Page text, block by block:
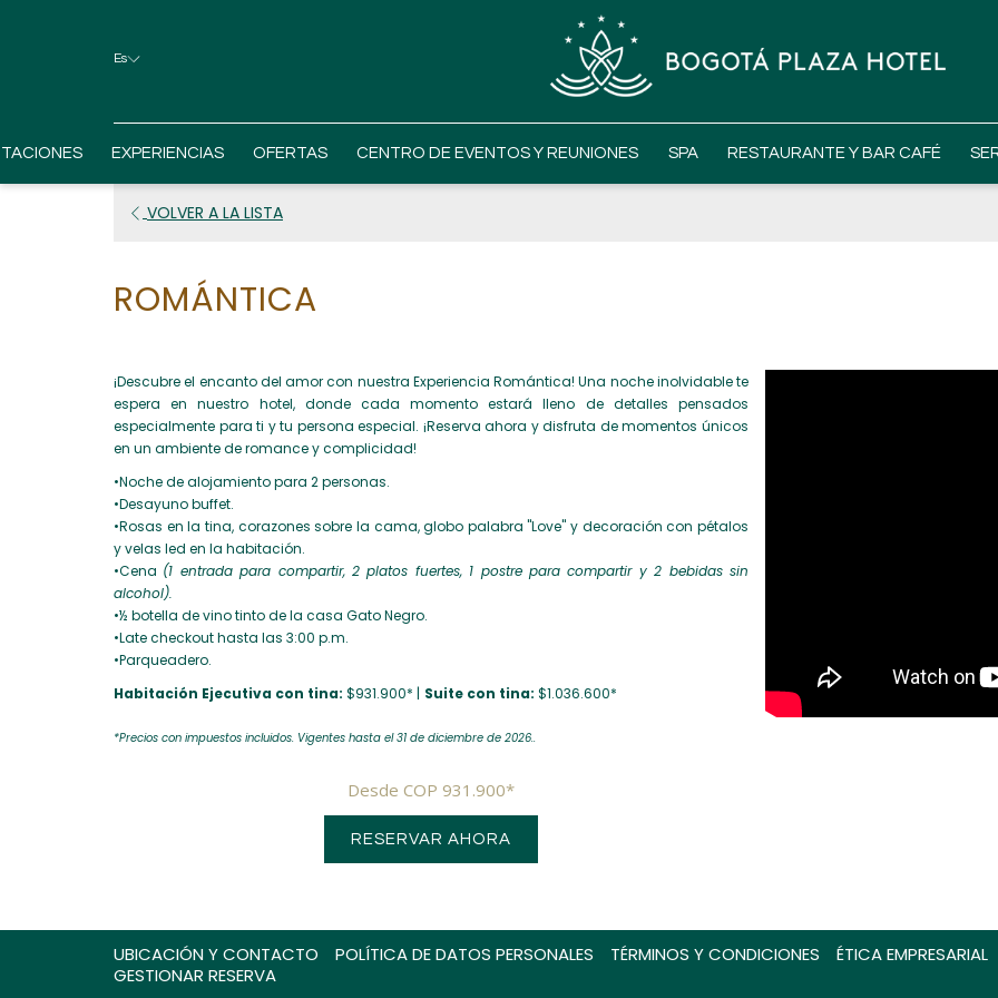
Es
EXPERIENCIAS OFERTAS CENTRO DE EVENTOS Y REUNIONES SPA RESTAURANTE Y BAR CAFÉ
VOLVER A LA LISTA
ROMÁNTICA
¡Descubre el encanto del amor con nuestra Experiencia Romántica! Una noche inolvidable te
espera en nuestro hotel, donde cada momento estará lleno de detalles pensados
especialmente para ti y tu persona especial. ¡Reserva ahora y disfruta de momentos únicos
en un ambiente de romance y complicidad!
•Noche de alojamiento para 2 personas.
•Desayuno buffet.
•Rosas en la tina, corazones sobre la cama, globo palabra "Love" y decoración con pétalos
y velas led en la habitación.
•Cena (1 entrada para compartir, 2 platos fuertes, 1 postre para compartir y 2 bebidas sin
alcohol).
•½ botella de vino tinto de la casa Gato Negro.
•Late checkout hasta las 3:00 p.m.
•Parqueadero.
Habitación Ejecutiva con tina: $931.900* | Suite con tina: $1.036.600*
*Precios con impuestos incluidos. Vigentes hasta el 31 de diciembre de 2026..
Desde COP 931.900*
RESERVAR AHORA
UBICACIÓN Y CONTACTO POLÍTICA DE DATOS PERSONALES TÉRMINOS Y CONDICIONES ÉTICA EMPRESARIAL
GESTIONAR RESERVA